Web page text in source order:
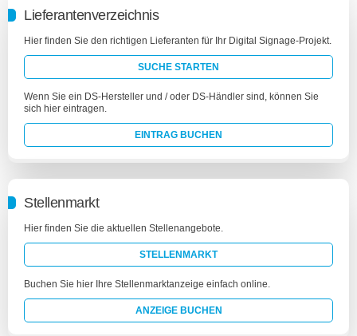
Lieferantenverzeichnis
Hier finden Sie den richtigen Lieferanten für Ihr Digital Signage-Projekt.
SUCHE STARTEN
Wenn Sie ein DS-Hersteller und / oder DS-Händler sind, können Sie
sich hier eintragen.
EINTRAG BUCHEN
Stellenmarkt
Hier finden Sie die aktuellen Stellenangebote.
STELLENMARKT
Buchen Sie hier Ihre Stellenmarktanzeige einfach online.
ANZEIGE BUCHEN